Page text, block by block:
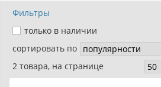
Фильтры
только в наличии
сортировать по
2 товара, на странице